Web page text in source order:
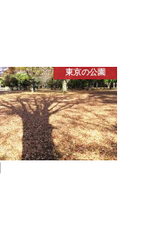
東京の公園